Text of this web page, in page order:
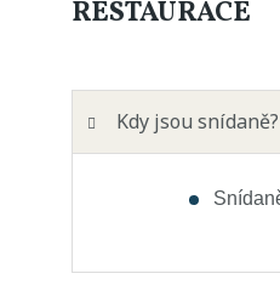
RESTAURACE
Kdy jsou snídaně?